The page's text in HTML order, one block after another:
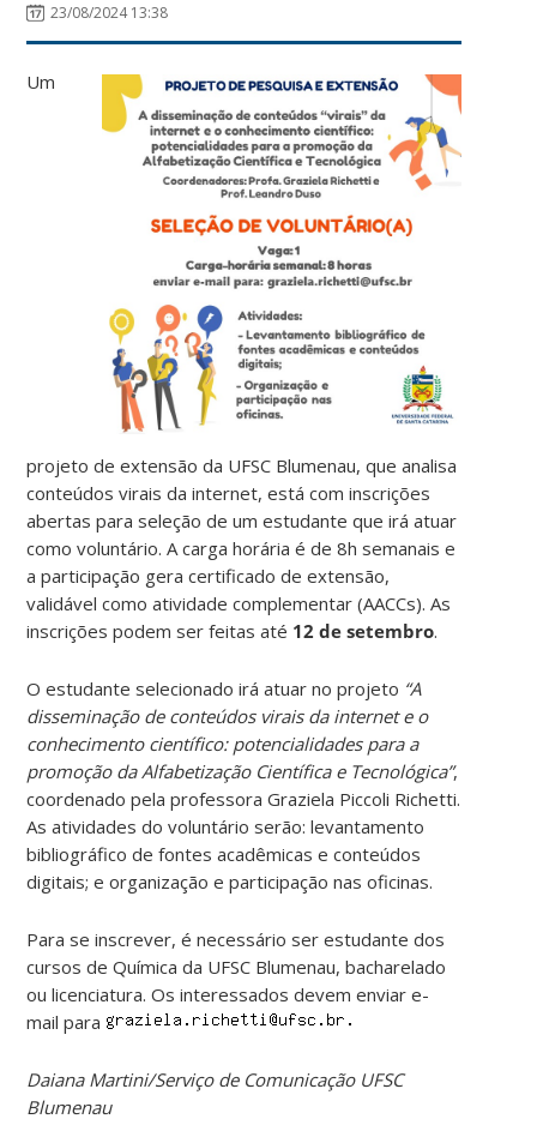
23/08/2024 13:38
Um
projeto de extensão da UFSC Blumenau, que analisa
conteúdos virais da internet, está com inscrições
abertas para seleção de um estudante que irá atuar
como voluntário. A carga horária é de 8h semanais e
a participação gera certificado de extensão,
validável como atividade complementar (AACCs). As
inscrições podem ser feitas até 12 de setembro.
O estudante selecionado irá atuar no projeto “A
disseminação de conteúdos virais da internet e o
conhecimento científico: potencialidades para a
promoção da Alfabetização Científica e Tecnológica”,
coordenado pela professora Graziela Piccoli Richetti.
As atividades do voluntário serão: levantamento
bibliográfico de fontes acadêmicas e conteúdos
digitais; e organização e participação nas oficinas.
Para se inscrever, é necessário ser estudante dos
cursos de Química da UFSC Blumenau, bacharelado
ou licenciatura. Os interessados devem enviar e-
mail para
Daiana Martini/Serviço de Comunicação UFSC
Blumenau